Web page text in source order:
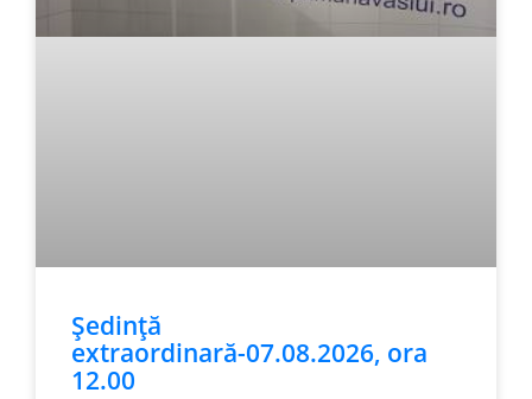
Ședință
extraordinară-07.08.2026, ora
12.00